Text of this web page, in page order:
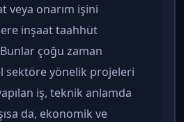
veya onarım işini
inşaat taahhüt
çoğu zaman
sektöre yönelik projeleri
iş, teknik anlamda
da, ekonomik ve